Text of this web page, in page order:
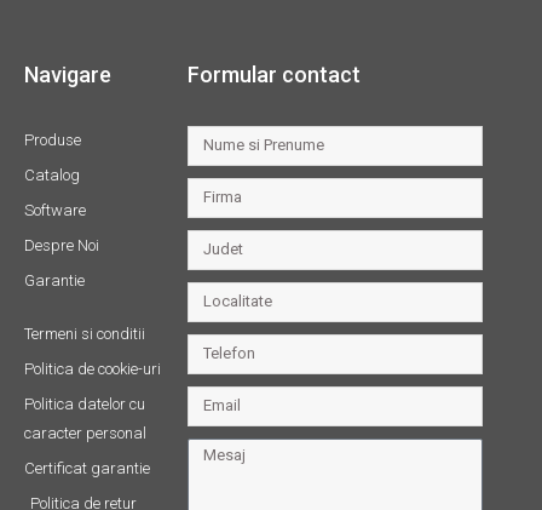
Navigare
Produse
Catalog
Software
Despre Noi
Garantie
Termeni si conditii
Politica de cookie-uri
Politica datelor cu
caracter personal
Certificat garantie
Politica de retur
Formular contact